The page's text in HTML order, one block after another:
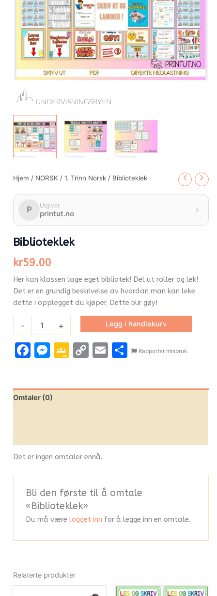
Hjem / NORSK /1. Trinn Norsk / Biblioteklek
P Utgiver
printut.no
Biblioteklek
kr59.00
Her kan klassen lage eget bibliotek! Del ut roller og lek!
Det er en grundig beskrivelse av hvordan man kan leke
dette i opplegget du kjøper. Dette blir gøy!
- + Legg i handlekurv
Facebook
Messenger
Google
CopyEmailShare
Rapporter misbruk
Omtaler (0)
Det er ingen omtaler ennå.
Bli den første til å omtale
«Biblioteklek»
Du må være logget inn for å legge inn en omtale.
Relaterte produkter